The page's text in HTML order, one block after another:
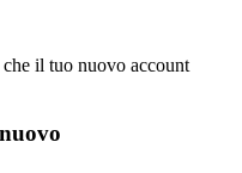
il tuo nuovo account